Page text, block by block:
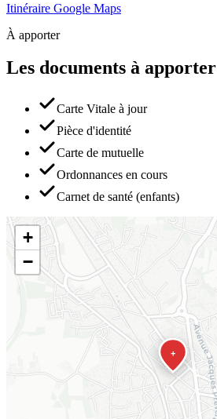
Itinéraire Google Maps
À apporter
Les documents à apporter
Carte Vitale à jour
Pièce d'identité
Carte de mutuelle
Ordonnances en cours
Carnet de santé (enfants)
+
+
−